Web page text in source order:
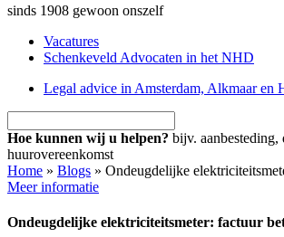
sinds 1908 gewoon onszelf
Vacatures
Schenkeveld Advocaten in het NHD
Legal advice in Amsterdam, Alkmaar en
Hoe kunnen wij u helpen? bijv.
huurovereenkomst
Home » Blogs » Ondeugdelijke
Meer informatie
Ondeugdelijke elektriciteitsmeter: factuur